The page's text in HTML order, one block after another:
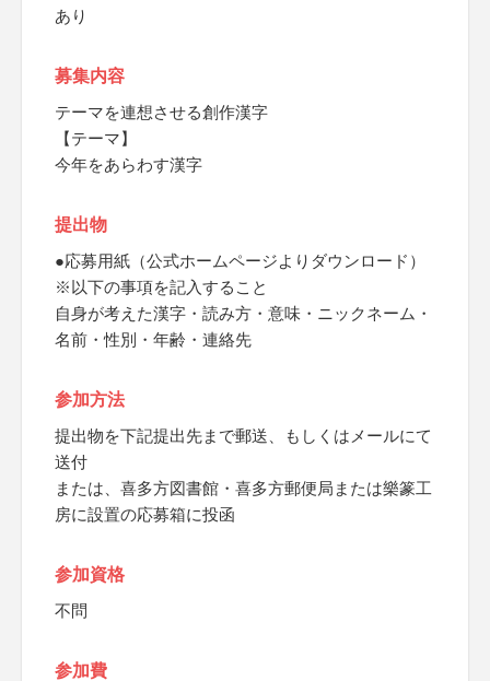
あり
募集内容
テーマを連想させる創作漢字
【テーマ】
今年をあらわす漢字
提出物
●応募用紙（公式ホームページよりダウンロード）
※以下の事項を記入すること
自身が考えた漢字・読み方・意味・ニックネーム・
名前・性別・年齢・連絡先
参加方法
提出物を下記提出先まで郵送、もしくはメールにて
送付
または、喜多方図書館・喜多方郵便局または樂篆工
房に設置の応募箱に投函
参加資格
不問
参加費